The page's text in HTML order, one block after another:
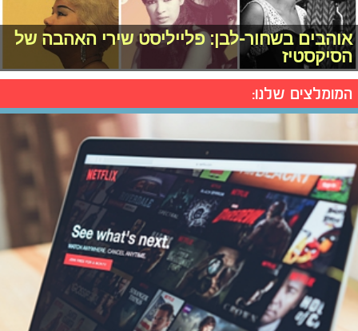
אוהבים בשחור-לבן: פלייליסט שירי האהבה של
הסיקסטיז
המומלצים שלנו: